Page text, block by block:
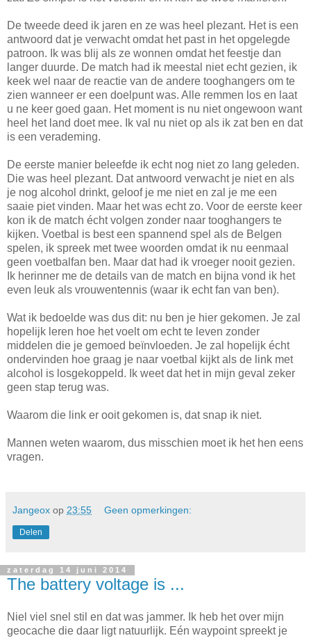
De tweede deed ik jaren en ze was heel plezant. Het is een
antwoord dat je verwacht omdat het past in het opgelegde
patroon. Ik was blij als ze wonnen omdat het feestje dan
langer duurde. De match had ik meestal niet echt gezien, ik
keek wel naar de reactie van de andere tooghangers om te
zien wanneer er een doelpunt was. Alle remmen los en laat
u ne keer goed gaan. Het moment is nu niet ongewoon want
heel het land doet mee. Ik val nu niet op als ik zat ben en dat
is een verademing.
De eerste manier beleefde ik echt nog niet zo lang geleden.
Die was heel plezant. Dat antwoord verwacht je niet en als
je nog alcohol drinkt, geloof je me niet en zal je me een
saaie piet vinden. Maar het was echt zo. Voor de eerste keer
kon ik de match écht volgen zonder naar tooghangers te
kijken. Voetbal is best een spannend spel als de Belgen
spelen, ik spreek met twee woorden omdat ik nu eenmaal
geen voetbalfan ben. Maar dat had ik vroeger nooit gezien.
Ik herinner me de details van de match en bijna vond ik het
even leuk als vrouwentennis (waar ik echt fan van ben).
Wat ik bedoelde was dus dit: nu ben je hier gekomen. Je zal
hopelijk leren hoe het voelt om echt te leven zonder
middelen die je gemoed beïnvloeden. Je zal hopelijk écht
ondervinden hoe graag je naar voetbal kijkt als de link met
alcohol is losgekoppeld. Ik weet dat het in mijn geval zeker
geen stap terug was.
Waarom die link er ooit gekomen is, dat snap ik niet.
Mannen weten waarom, dus misschien moet ik het hen eens
vragen.
Jangeox op 23:55 Geen opmerkingen:
Delen
zaterdag 14 juni 2014
The battery voltage is ...
Niel viel snel stil en dat was jammer. Ik heb het over mijn
geocache die daar ligt natuurlijk. Eén waypoint spreekt je